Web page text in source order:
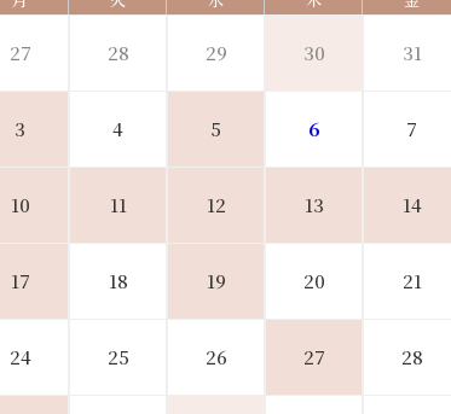
27 28 29 30 31
3 4 5 6 7
10 11 12 13 14
17 18 19 20 21
24 25 26 27 28